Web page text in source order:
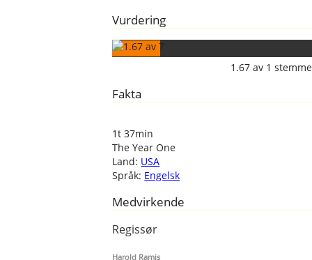
Vurdering
1.67av 1 stemme
Fakta
1t 37min
The Year One
Land: USA
Språk: Engelsk
Medvirkende
Regissør
Harold Ramis